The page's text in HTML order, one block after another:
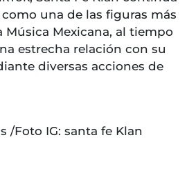
una de las figuras más
Música Mexicana, al tiempo
estrecha relación con su
diversas acciones de
/Foto IG: santa fe Klan